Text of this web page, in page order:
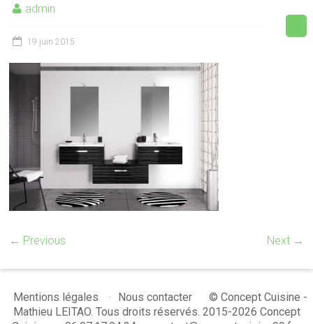
admin
19 juin 2015
← Previous Next →
Mentions légales Nous contacter
© Concept Cuisine -
Mathieu LEITAO. Tous droits réservés. 2015-2026 Concept